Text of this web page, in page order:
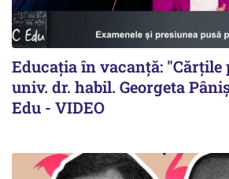
Educația în vacanță: "Cărțile
univ. dr. habil. Georgeta
Edu - VIDEO